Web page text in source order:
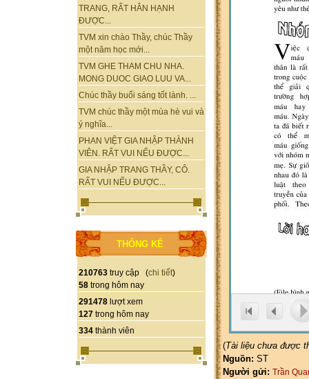
TRANG, RẤT HÂN HẠNH
ĐƯỢC...
TVM xin chào Thầy, chúc Thầy
một năm học mới...
TVM GHE THAM CHU NHA.
MONG DUOC GIAO LUU VA...
Chúc thầy buổi sáng tốt lành. ...
TVM chúc thầy một mùa hè vui và
ý nghĩa...
PHAN VIỆT GIA NHẬP THÀNH
VIÊN. RẤT VUI NẾU ĐƯỢC...
GIA NHẬP TRANG THẦY, CÔ.
RẤT VUI NẾU ĐƯỢC...
THỐNG KÊ
210763 truy cập (chi tiết)
58 trong hôm nay
291478 lượt xem
127 trong hôm nay
334 thành viên
(Tài liệu chưa được
Nguồn: ST
Người gửi: Trần